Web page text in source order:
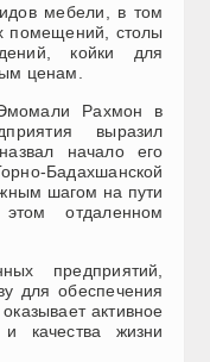
мебели, в том
помещений, столы
койки для
ценам.
Рахмон в
выразил
начало его
Бадахшанской
шагом на пути
отдаленном
предприятий,
для обеспечения
активное
качества жизни